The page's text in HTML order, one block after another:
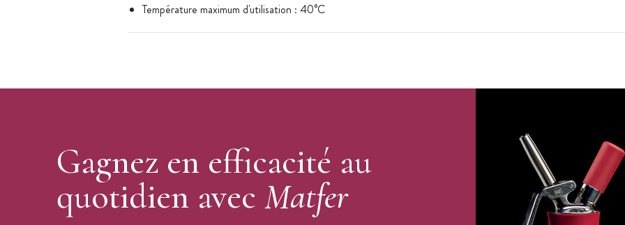
Température maximum d'utilisation : 40°C
A utiliser avec une machine sous vide à cloche
Gagnez en efficacité au
quotidien avec Matfer